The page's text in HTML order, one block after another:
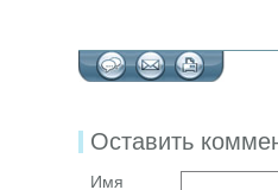
Оставить
Имя